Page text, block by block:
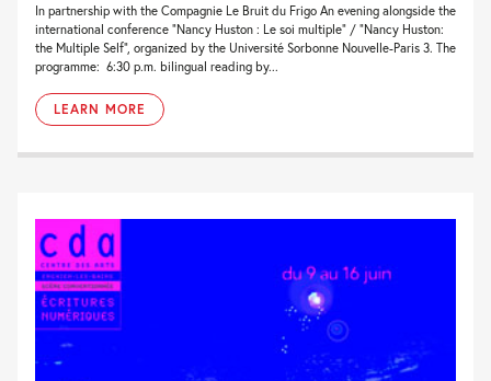
In partnership with the Compagnie Le Bruit du Frigo An evening alongside the
international conference “Nancy Huston : Le soi multiple” / “Nancy Huston:
the Multiple Self”, organized by the Université Sorbonne Nouvelle-Paris 3. The
programme: 6:30 p.m. bilingual reading by...
LEARN MORE